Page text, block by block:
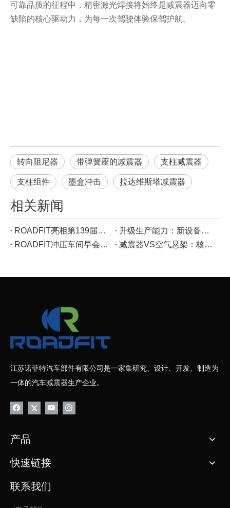
可靠品质的征程中，精密激光焊接将始终是减震器迈向零
缺陷的核心驱动力，为每一次驾驶体验保驾护航。
转向阻尼器 带弹簧座的减震器 支柱减震器
支柱组件 墨盒冲击 拉达维斯塔减震器
相关新闻
ROADFIT亮相第139届广交会：春风吹粤港澳大湾区，以优质减震器解决方案连接全球商机
升级生产能力：新设备赋能ROADFIT卓越制造
ROADFIT冲压车间早会：担当责任、践行5S、守护安全——在日常工作中解读企业文化
减震器VS空气悬架：核心区别&独特优势
江苏诺菲特汽车部件有限公司是一家集研究、设计、开发、制造为
一体的汽车减震器生产企业。
产品
快速链接
联系我们